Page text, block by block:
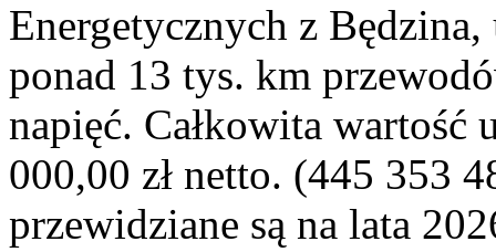
Energetycznych z
ponad 13 tys. km
napięć. Całkowita
000,00 zł netto. (445 353
przewidziane są na lata